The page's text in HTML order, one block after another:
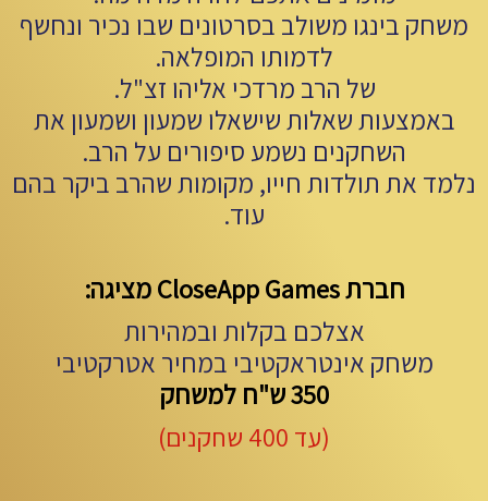
משחק בינגו משולב בסרטונים שבו נכיר ונחשף
לדמותו המופלאה.
של הרב מרדכי אליהו זצ"ל.
באמצעות שאלות שישאלו שמעון ושמעון את
השחקנים נשמע סיפורים על הרב.
נלמד את תולדות חייו, מקומות שהרב ביקר בהם
עוד.
חברת CloseApp Games מציגה:
אצלכם בקלות ובמהירות
משחק אינטראקטיבי במחיר אטרקטיבי
350 ש"ח למשחק
(עד 400 שחקנים)